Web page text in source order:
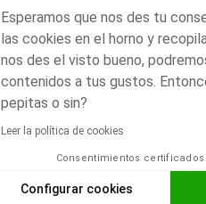
Esperamos que nos des tu
las cookies en el horno y
nos des el visto bueno,
contenidos a tus gustos.
pepitas o sin?
Leer la política de cookies
Consentimientos certificados
Configurar cookies